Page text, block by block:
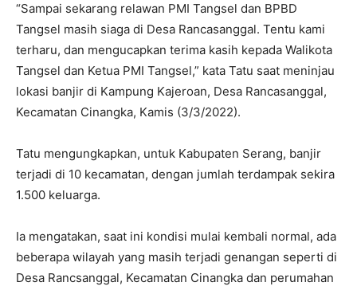
“Sampai sekarang relawan PMI Tangsel dan BPBD
Tangsel masih siaga di Desa Rancasanggal. Tentu kami
terharu, dan mengucapkan terima kasih kepada Walikota
Tangsel dan Ketua PMI Tangsel,” kata Tatu saat meninjau
lokasi banjir di Kampung Kajeroan, Desa Rancasanggal,
Kecamatan Cinangka, Kamis (3/3/2022).
Tatu mengungkapkan, untuk Kabupaten Serang, banjir
terjadi di 10 kecamatan, dengan jumlah terdampak sekira
1.500 keluarga.
Ia mengatakan, saat ini kondisi mulai kembali normal, ada
beberapa wilayah yang masih terjadi genangan seperti di
Desa Rancsanggal, Kecamatan Cinangka dan perumahan